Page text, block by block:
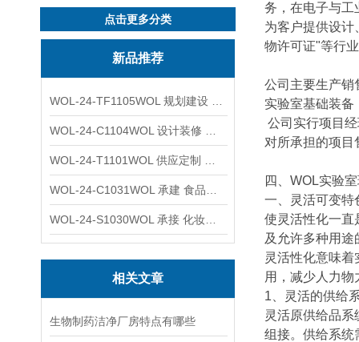
点击更多分类
新品推荐
相关文章
生物制药洁净厂房特点有哪些
务，在电子与工
为客户提供设计
物许可证"等行
公司主要生产销
实验室基础装
公司实行项目
对所承担的项
四、WOL实验
一、灵活可变特
使灵活性化一直
及允许多种用途
灵活性化意味
用，减少人力物
1、灵活的供给
灵活原供给品
组接。供给系统